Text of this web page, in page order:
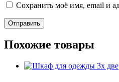
Сохранить моё имя, email и
Похожие товары